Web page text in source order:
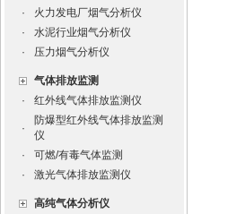
·
火力发电厂烟气分析仪
·
水泥行业烟气分析仪
·
压力烟气分析仪
气体排放监测
·
红外线气体排放监测仪
·
防爆型红外线气体排放监测
仪
·
可燃/有毒气体监测
·
激光气体排放监测仪
高纯气体分析仪